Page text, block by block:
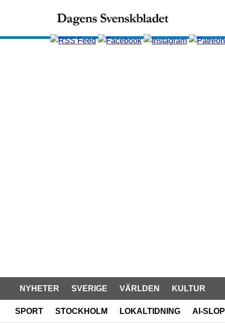
NYHETER SVERIGE VÄRLDEN KULTUR
SPORT STOCKHOLM LOKALTIDNING AI-SLOP